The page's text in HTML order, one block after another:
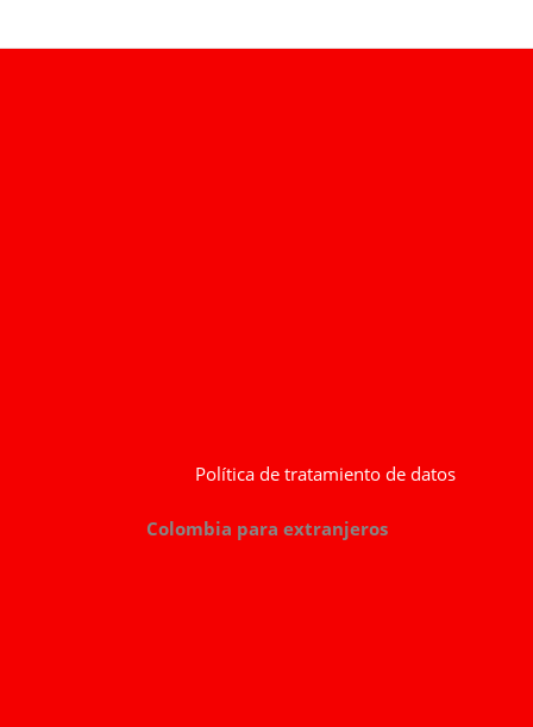
Política de tratamiento de datos
Colombia para extranjeros